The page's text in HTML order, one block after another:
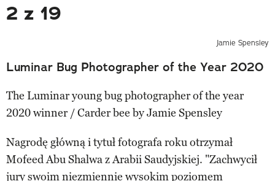
2 z 19
Jamie Spensley
Luminar Bug Photographer of the Year 2020
The Luminar young bug photographer of the year
2020 winner / Carder bee by Jamie Spensley
Nagrodę główną i tytuł fotografa roku otrzymał
Mofeed Abu Shalwa z Arabii Saudyjskiej. "Zachwycił
jury swoim niezmiennie wysokim poziomem